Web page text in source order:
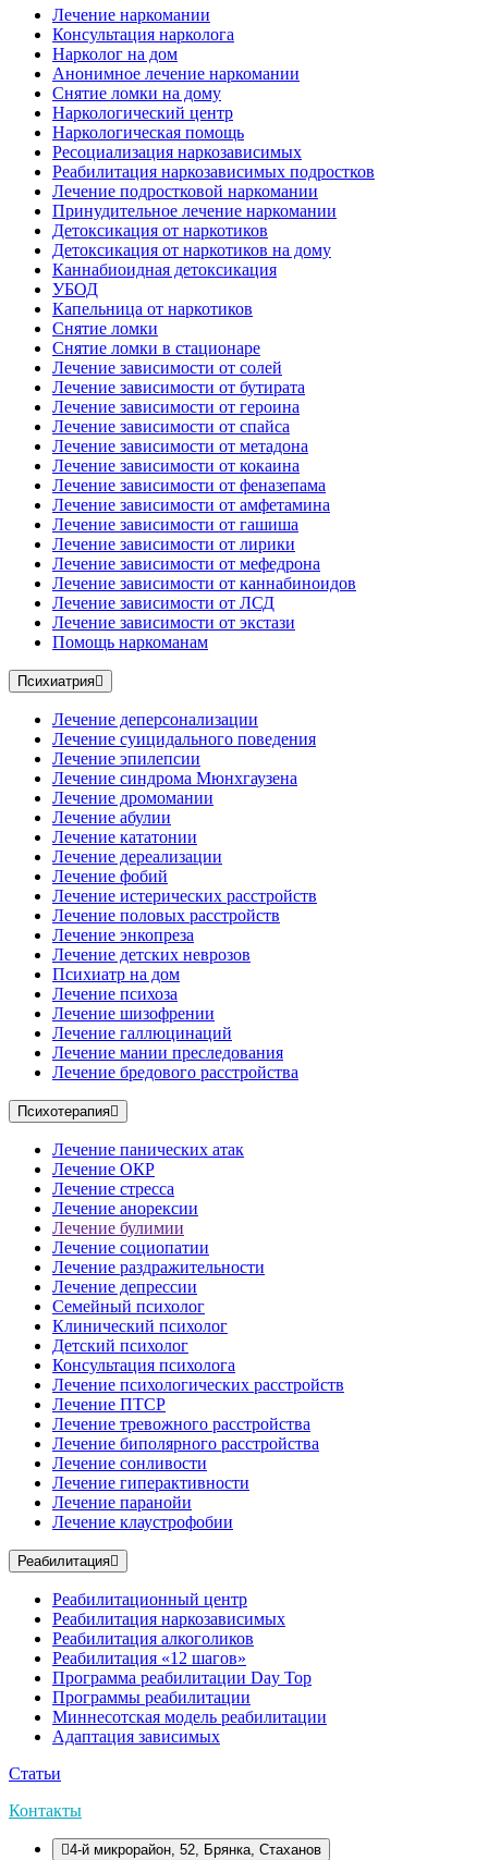
Лечение наркомании
Консультация нарколога
Нарколог на дом
Анонимное лечение наркомании
Снятие ломки на дому
Наркологический центр
Наркологическая помощь
Ресоциализация наркозависимых
Реабилитация наркозависимых подростков
Лечение подростковой наркомании
Принудительное лечение наркомании
Детоксикация от наркотиков
Детоксикация от наркотиков на дому
Каннабиоидная детоксикация
УБОД
Капельница от наркотиков
Снятие ломки
Снятие ломки в стационаре
Лечение зависимости от солей
Лечение зависимости от бутирата
Лечение зависимости от героина
Лечение зависимости от спайса
Лечение зависимости от метадона
Лечение зависимости от кокаина
Лечение зависимости от феназепама
Лечение зависимости от амфетамина
Лечение зависимости от гашиша
Лечение зависимости от лирики
Лечение зависимости от мефедрона
Лечение зависимости от каннабиноидов
Лечение зависимости от ЛСД
Лечение зависимости от экстази
Помощь наркоманам
Психиатрия
Лечение деперсонализации
Лечение суицидального поведения
Лечение эпилепсии
Лечение синдрома Мюнхгаузена
Лечение дромомании
Лечение абулии
Лечение кататонии
Лечение дереализации
Лечение фобий
Лечение истерических расстройств
Лечение половых расстройств
Лечение энкопреза
Лечение детских неврозов
Психиатр на дом
Лечение психоза
Лечение шизофрении
Лечение галлюцинаций
Лечение мании преследования
Лечение бредового расстройства
Психотерапия
Лечение панических атак
Лечение ОКР
Лечение стресса
Лечение анорексии
Лечение булимии
Лечение социопатии
Лечение раздражительности
Лечение депрессии
Семейный психолог
Клинический психолог
Детский психолог
Консультация психолога
Лечение психологических расстройств
Лечение ПТСР
Лечение тревожного расстройства
Лечение биполярного расстройства
Лечение сонливости
Лечение гиперактивности
Лечение паранойи
Лечение клаустрофобии
Реабилитация
Реабилитационный центр
Реабилитация наркозависимых
Реабилитация алкоголиков
Реабилитация «12 шагов»
Программа реабилитации Day Top
Программы реабилитации
Миннесотская модель реабилитации
Адаптация зависимых
Статьи
Контакты
4-й микрорайон, 52, Брянка, Стаханов